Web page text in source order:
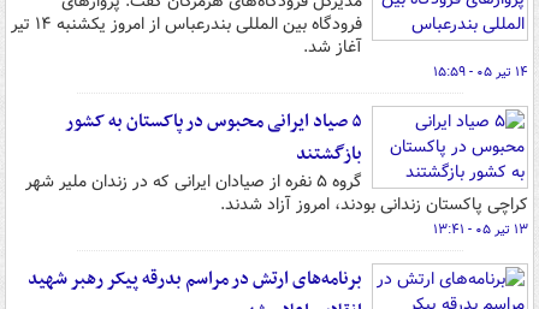
فرودگاه بین المللی بندرعباس از امروز یکشنبه ۱۴ تیر
آغاز شد.
۱۴ تیر ۰۵ - ۱۵:۵۹
۵ صیاد ایرانی محبوس در پاکستان به کشور
بازگشتند
گروه ۵ نفره از صیادان ایرانی که در زندان ملیر شهر
کراچی پاکستان زندانی بودند، امروز آزاد شدند.
۱۳ تیر ۰۵ - ۱۳:۴۱
برنامه‌های ارتش در مراسم بدرقه پیکر رهبر شهید